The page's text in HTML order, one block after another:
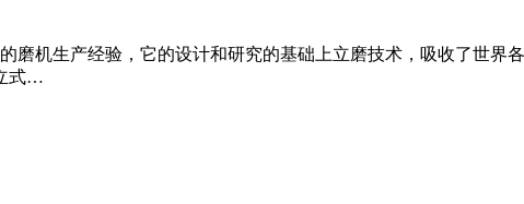
磨机生产经验，它的设计和研究的基础上立磨技术，吸收了世
式…